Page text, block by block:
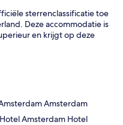
sterrenclassificatie toe
Deze accommodatie is
en krijgt op deze
Amsterdam
Amsterdam Hotel